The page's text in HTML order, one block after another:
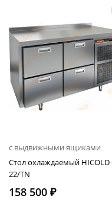
с выдвижными ящиками
Стол охлаждаемый HICOLD
22/TN
158 500 ₽